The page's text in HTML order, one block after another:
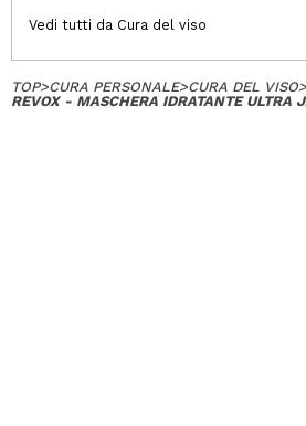
Vedi tutti da Cura del viso
TOP>CURA PERSONALE>CURA DEL VISO>
REVOX - MASCHERA IDRATANTE ULTRA